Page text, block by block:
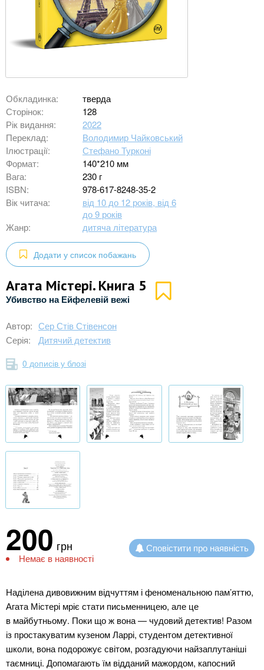
Обкладинка:
тверда
Сторінок:
128
Рік видання:
2022
Переклад:
Володимир Чайковський
Ілюстрації:
Стефано Турконі
Формат:
140*210 мм
Вага:
230 г
ISBN:
978-617-8248-35-2
Вік читача:
від 10 до 12 років, від 6
до 9 років
Жанр:
дитяча література
Додати у список побажань
Агата Містері. Книга 5
Убивство на Ейфелевій вежі
Автор: Сер Стів Стівенсон
Серія:
Дитячий детектив
0 дописів у блозі
200 грн
Немає в наявності
Сповістити про наявність
Наділена дивовижним відчуттям і феноменальною пам’яттю,
Агата Містері мріє стати письменницею, але це
в майбутньому. Поки що ж вона — чудовий детектив! Разом
із простакуватим кузеном Ларрі, студентом детективної
школи, вона подорожує світом, розгадуючи найзаплутаніші
таємниці. Допомагають їм відданий мажордом, капосний